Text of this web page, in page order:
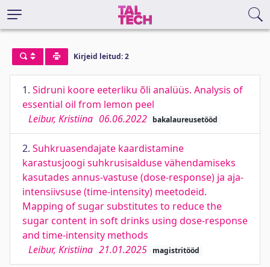
Kirjeid leitud: 2
1. Sidruni koore eeterliku õli analüüs. Analysis of
essential oil from lemon peel
Leibur, Kristiina 06.06.2022 bakalaureusetööd
2. Suhkruasendajate kaardistamine
karastusjoogi suhkrusisalduse vähendamiseks
kasutades annus-vastuse (dose-response) ja aja-
intensiivsuse (time-intensity) meetodeid.
Mapping of sugar substitutes to reduce the
sugar content in soft drinks using dose-response
and time-intensity methods
Leibur, Kristiina 21.01.2025 magistritööd